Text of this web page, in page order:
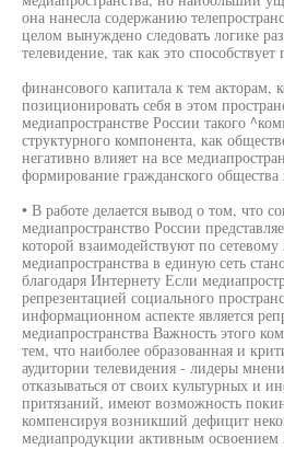
она нанесла содержанию
целом вынуждено следовать логике
телевидение, так как это
финансового капитала к тем акторам,
позиционировать себя в этом
медиапространстве России такого
структурного компонента, как
негативно влияет на все
формирование гражданского общества
• В работе делается вывод о том, что
медиапространство России
которой взаимодействуют по
медиапространства в единую сеть
благодаря Интернету Если
репрезентацией социального
информационном аспекте является
медиапространства Важность этого
тем, что наиболее образованная и
аудитории телевидения - лидеры
отказываться от своих культурных и
притязаний, имеют возможность
компенсируя возникший дефицит
медиапродукции активным освоением